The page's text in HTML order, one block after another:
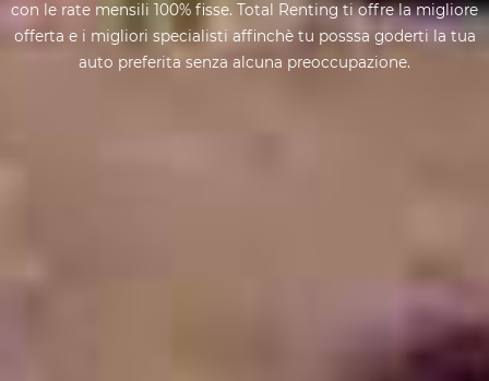
con le rate mensili 100% fisse. Total Renting ti offre la migliore
offerta e i migliori specialisti affinchè tu posssa goderti la tua
auto preferita senza alcuna preoccupazione.